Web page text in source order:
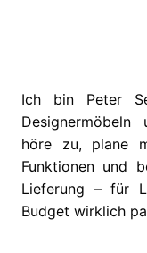
Ich bin Peter
höre zu, plane
Funktionen und
Lieferung – für
Budget wirklich